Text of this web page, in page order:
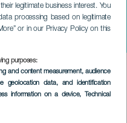
legitimate business interest. You
processing based on legitimate
or in our Privacy Policy on this
purposes:
and content measurement, audience
geolocation data, and identification
information on a device, Technical
&